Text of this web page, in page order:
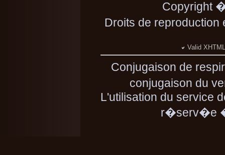
Copyright
Droits de
Valid
Conjugaison de
conjugaison du
L'utilisation du service
r�serv�e �